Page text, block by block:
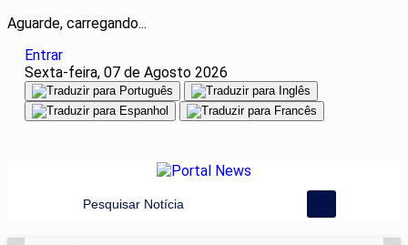
Aguarde, carregando...
Entrar
Sexta-feira, 07 de Agosto 2026
Pesquisar Notícia